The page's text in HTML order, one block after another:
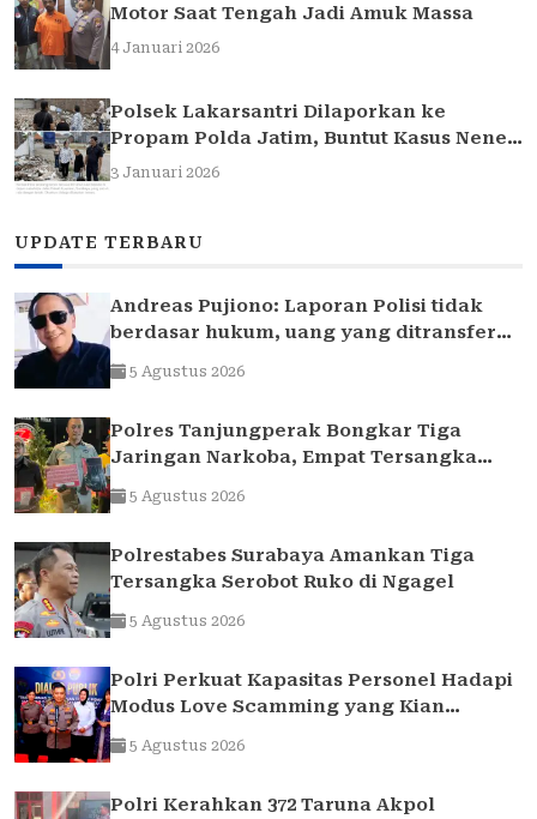
Motor Saat Tengah Jadi Amuk Massa
4 Januari 2026
Polsek Lakarsantri Dilaporkan ke
Propam Polda Jatim, Buntut Kasus Nenek
Elina
3 Januari 2026
UPDATE TERBARU
Andreas Pujiono: Laporan Polisi tidak
berdasar hukum, uang yang ditransfer
ke rekening realitanya tidak sampai 1,7
Milliar
5 Agustus 2026
Polres Tanjungperak Bongkar Tiga
Jaringan Narkoba, Empat Tersangka
Pengedar Diamankan
5 Agustus 2026
Polrestabes Surabaya Amankan Tiga
Tersangka Serobot Ruko di Ngagel
5 Agustus 2026
Polri Perkuat Kapasitas Personel Hadapi
Modus Love Scamming yang Kian
Kompleks
5 Agustus 2026
Polri Kerahkan 372 Taruna Akpol